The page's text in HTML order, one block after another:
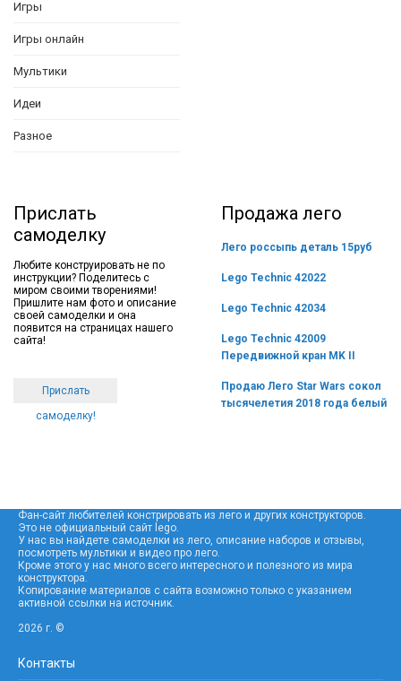
Игры
Игры онлайн
Мультики
Идеи
Разное
Прислать
самоделку
Любите конструировать не по
инструкции? Поделитесь с
миром своими творениями!
Пришлите нам фото и описание
своей самоделки и она
появится на страницах нашего
сайта!
Прислать
самоделку!
Продажа лего
Лего россыпь деталь 15руб
Lego Technic 42022
Lego Technic 42034
Lego Technic 42009
Передвижной кран MK II
Продаю Лего Star Wars сокол
тысячелетия 2018 года белый
Фан-сайт любителей констрировать из лего и других конструкторов.
Это не официальный сайт lego.
У нас вы найдете самоделки из лего, описание наборов и отзывы,
посмотреть мультики и видео про лего.
Кроме этого у нас много всего интересного и полезного из мира
конструктора.
Копирование материалов с сайта возможно только с указанием
активной ссылки на источник.
2026 г. ©
Контакты